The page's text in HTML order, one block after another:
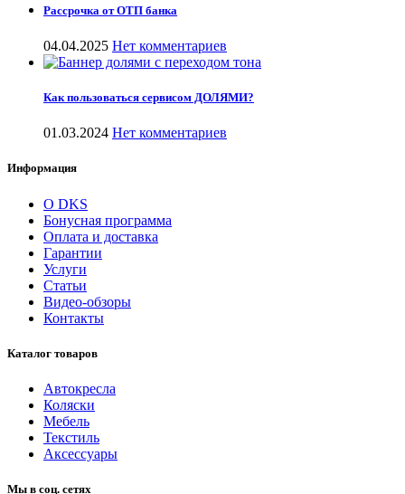
Рассрочка от ОТП банка
04.04.2025 Нет комментариев
Как пользоваться сервисом ДОЛЯМИ?
01.03.2024 Нет комментариев
Информация
О DKS
Бонусная программа
Оплата и доставка
Гарантии
Услуги
Статьи
Видео-обзоры
Контакты
Каталог товаров
Автокресла
Коляски
Мебель
Текстиль
Аксессуары
Мы в соц. сетях